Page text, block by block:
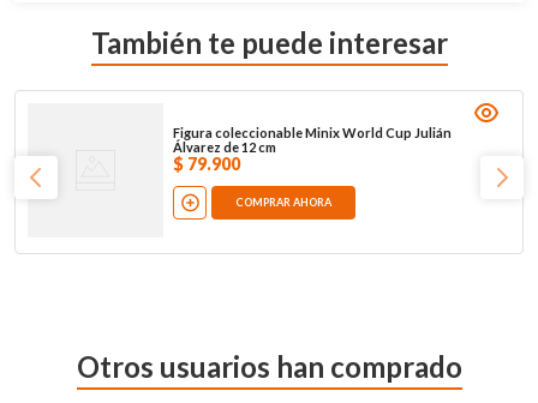
También te puede interesar
Figura coleccionable Minix World Cup Julián
Álvarez de 12 cm
$ 79.900
COMPRAR AHORA
Otros usuarios han comprado